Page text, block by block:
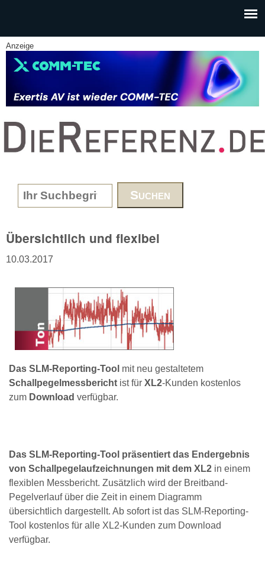
Anzeige
www.DieReferenz.de
Search form
Übersichtlich und flexibel
10.03.2017
Das SLM-Reporting-Tool mit neu gestaltetem
Schallpegelmessbericht ist für XL2-Kunden kostenlos
zum Download verfügbar.
Das SLM-Reporting-Tool präsentiert das Endergebnis
von Schallpegelaufzeichnungen mit dem XL2 in einem
flexiblen Messbericht. Zusätzlich wird der Breitband-
Pegelverlauf über die Zeit in einem Diagramm
übersichtlich dargestellt. Ab sofort ist das SLM-Reporting-
Tool kostenlos für alle XL2-Kunden zum Download
verfügbar.